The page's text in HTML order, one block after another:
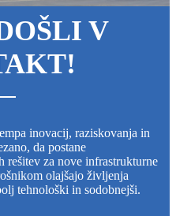
V
inovacij, raziskovanja in
da postane
za nove infrastrukturne
olajšajo življenja
tehnološki in sodobnejši.